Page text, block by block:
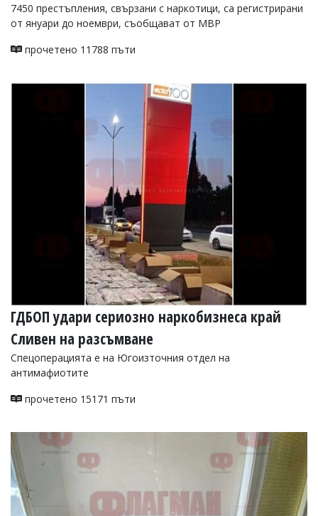
7450 престъпления, свързани с наркотици, са регистрирани
от януари до ноември, съобщават от МВР
прочетено 11788 пъти
ГДБОП удари сериозно наркобизнеса край
Сливен на разсъмване
Спецоперацията е на Югоизточния отдел на
антимафиотите
прочетено 15171 пъти